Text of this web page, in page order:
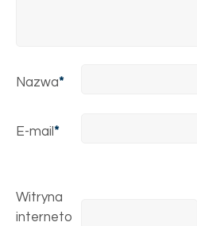
Nazwa*
E-mail *
Witryna
interneto